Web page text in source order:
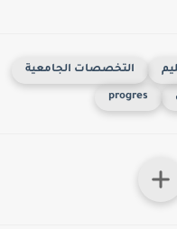
التخصصات الجامعية
progres